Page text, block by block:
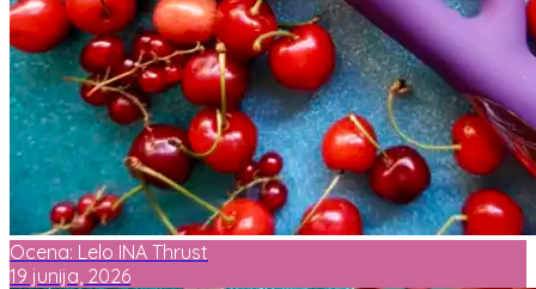
Ocena: Lelo INA Thrust
19 junija, 2026